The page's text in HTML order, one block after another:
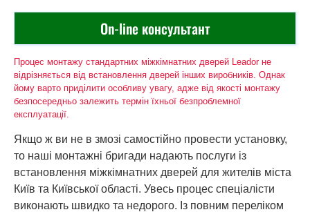
On-line консультант
Процес монтажу стандартних міжкімнатних дверей Leador не
відрізняється від встановлення дверей інших виробників. Однак
йому варто приділити особливу увагу, адже від якості монтажу
безпосередньо залежить термін їхньої безпроблемної
експлуатації.
Якщо ж ви не в змозі самостійно провести установку,
то наші монтажні бригади надають послуги із
встановлення міжкімнатних дверей для жителів міста
Київ та Київської області. Увесь процес спеціалісти
виконають швидко та недорого. Із повним переліком